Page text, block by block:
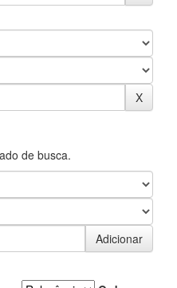
de busca.